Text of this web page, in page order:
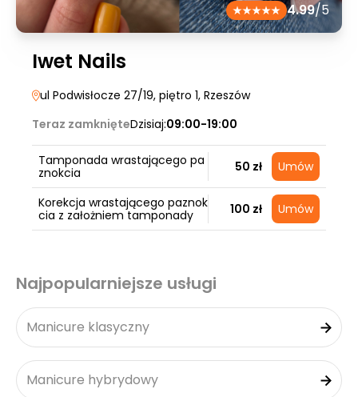
4.99/5
Iwet Nails
ul Podwisłocze 27/19, piętro 1, Rzeszów
Teraz zamknięteDzisiaj:09:00-19:00
Tamponada wrastającego pa
znokcia
50 zł Umów
Korekcja wrastającego paznok
cia z założniem tamponady
100 zł Umów
Najpopularniejsze usługi
Manicure klasyczny
Manicure hybrydowy